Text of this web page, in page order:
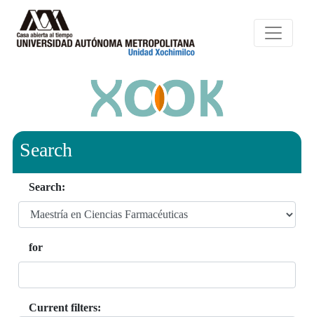
Search
Search:
for
Current filters: